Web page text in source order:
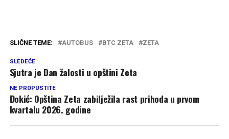
SLIČNE TEME: AUTOBUS BTC ZETA ZETA
SLEDEĆE
Sjutra je Dan žalosti u opštini Zeta
NE PROPUSTITE
Đokić: Opština Zeta zabilježila rast prihoda u prvom
kvartalu 2026. godine